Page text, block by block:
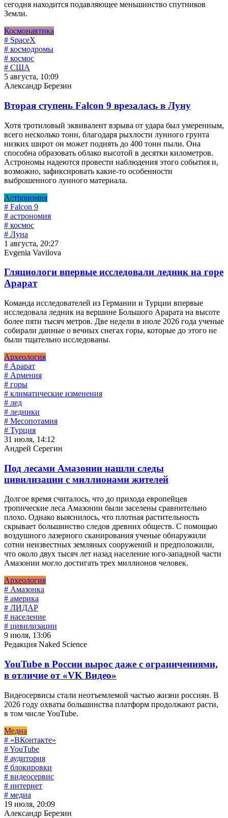
сегодня находится подавляющее меньшинство спутников
Земли.
Космонавтика
# SpaceX
# космодромы
# космос
# США
5 августа, 10:09
Александр Березин
Вторая ступень Falcon 9 врезалась в Луну
Хотя тротиловый эквивалент взрыва от удара был умеренным,
всего несколько тонн, благодаря рыхлости лунного грунта
низких широт он может поднять до 400 тонн пыли. Она
способна образовать облако высотой в десятки километров.
Астрономы надеются провести наблюдения этого события и,
возможно, зафиксировать какие-то особенности
выброшенного лунного материала.
Астрономия
# Falcon 9
# астрономия
# космос
# Луна
1 августа, 20:27
Evgenia Vavilova
Гляциологи впервые исследовали ледник на горе
Арарат
Команда исследователей из Германии и Турции впервые
исследовала ледник на вершине Большого Арарата на высоте
более пяти тысяч метров. Две недели в июле 2026 года ученые
собирали данные о вечных снегах горы, которые до этого не
были тщательно исследованы.
Археология
# Арарат
# Армения
# горы
# климатические изменения
# лед
# ледники
# Месопотамия
# Турция
31 июля, 14:12
Андрей Серегин
Под лесами Амазонии нашли следы
цивилизации с миллионами жителей
Долгое время считалось, что до прихода европейцев
тропические леса Амазонии были заселены сравнительно
плохо. Однако выяснилось, что плотная растительность
скрывает большинство следов древних обществ. С помощью
воздушного лазерного сканирования ученые обнаружили
сотни неизвестных земляных сооружений и предположили,
что около двух тысяч лет назад население юго-западной части
Амазонии могло достигать трех миллионов человек.
Археология
# Амазонка
# америка
# ЛИДАР
# население
# цивилизации
9 июля, 13:06
Редакция Naked Science
YouTube в России вырос даже с ограничениями,
в отличие от «VK Видео»
Видеосервисы стали неотъемлемой частью жизни россиян. В
2026 году охваты большинства платформ продолжают расти,
в том числе YouTube.
Медиа
# «ВКонтакте»
# YouTube
# аудитория
# блокировки
# видеосервис
# интернет
# медиа
19 июля, 20:09
Александр Березин